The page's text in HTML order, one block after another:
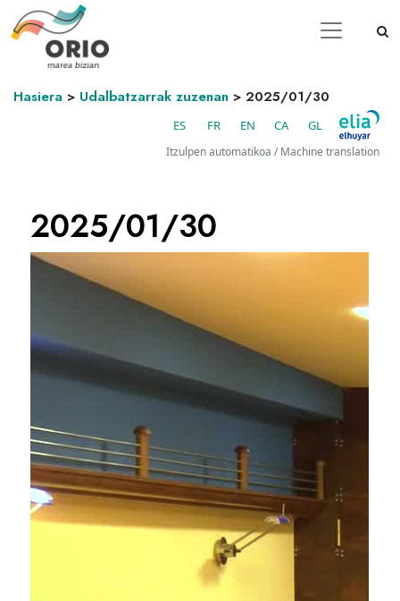
Hasiera > Udalbatzarrak zuzenan > 2025/01/30
ES FR EN CA GL
Itzulpen automatikoa / Machine translation
2025/01/30